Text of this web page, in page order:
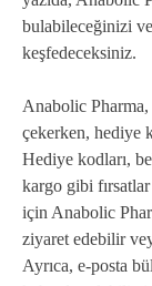
bulabileceğinizi ve
keşfedeceksiniz.
Anabolic
çekerken, hediye
Hediye kodları,
kargo gibi
için Anabolic
ziyaret edebilir
Ayrıca, e-posta